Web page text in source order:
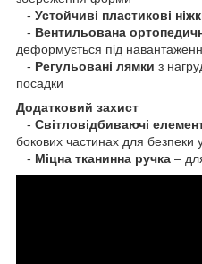
- Устойчиві пластикові
- Вентильована
деформується під
- Регульовані лямки з
посадки
Додатковий захист
- Світловідбиваючі
бокових частинах для безпеки
- Міцна тканинна ручка –